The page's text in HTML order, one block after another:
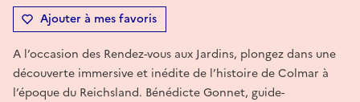
Ajouter à mes favoris
A l’occasion des Rendez-vous aux Jardins, plongez dans une
découverte immersive et inédite de l’histoire de Colmar à
l’époque du Reichsland. Bénédicte Gonnet, guide-